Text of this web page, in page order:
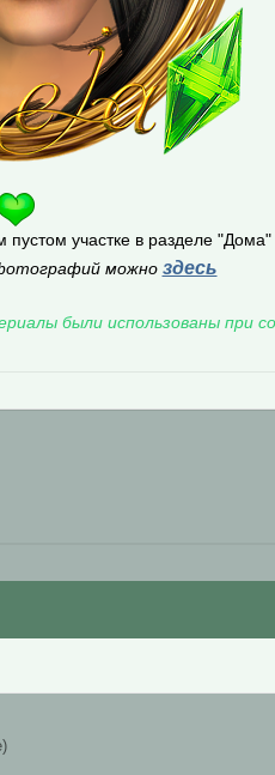
участке в разделе
можно здесь
были использованы при